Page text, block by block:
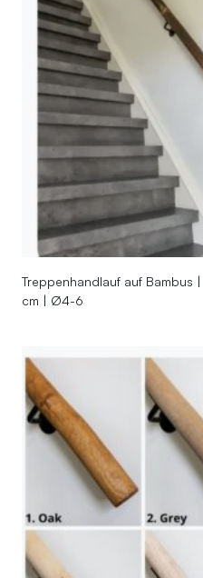
Treppenhandlauf auf
cm | Ø4-6